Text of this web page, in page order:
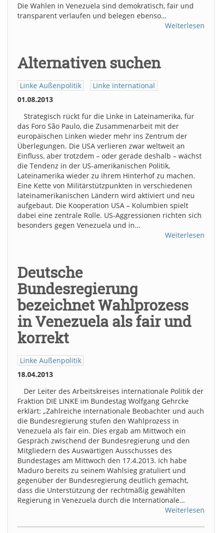
Die Wahlen in Venezuela sind demokratisch, fair und
transparent verlaufen und belegen ebenso…
Weiterlesen
Alternativen suchen
Linke Außenpolitik
Linke international
01.08.2013
Strategisch rückt für die Linke in Lateinamerika, für
das Foro São Paulo, die Zusammenarbeit mit der
europäischen Linken wieder mehr ins Zentrum der
Überlegungen. Die USA verlieren zwar weltweit an
Einfluss, aber trotzdem – oder gerade deshalb – wächst
die Tendenz in der US-amerikanischen Politik,
Lateinamerika wieder zu ihrem Hinterhof zu machen.
Eine Kette von Militärstützpunkten in verschiedenen
lateinamerikanischen Ländern wird aktiviert und neu
aufgebaut. Die Kooperation USA – Kolumbien spielt
dabei eine zentrale Rolle. US-Aggressionen richten sich
besonders gegen Venezuela und in…
Weiterlesen
Deutsche
Bundesregierung
bezeichnet Wahlprozess
in Venezuela als fair und
korrekt
Linke Außenpolitik
18.04.2013
Der Leiter des Arbeitskreises internationale Politik der
Fraktion DIE LINKE im Bundestag Wolfgang Gehrcke
erklärt: „Zahlreiche internationale Beobachter und auch
die Bundesregierung stufen den Wahlprozess in
Venezuela als fair ein. Dies ergab am Mittwoch ein
Gespräch zwischend der Bundesregierung und den
Mitgliedern des Auswärtigen Ausschusses des
Bundestages am Mittwoch den 17.4.2013. Ich habe
Maduro bereits zu seinem Wahlsieg gratuliert und
gegenüber der Bundesregierung deutlich gemacht,
dass die Unterstützung der rechtmäßig gewählten
Regierung in Venezuela durch die Internationale…
Weiterlesen